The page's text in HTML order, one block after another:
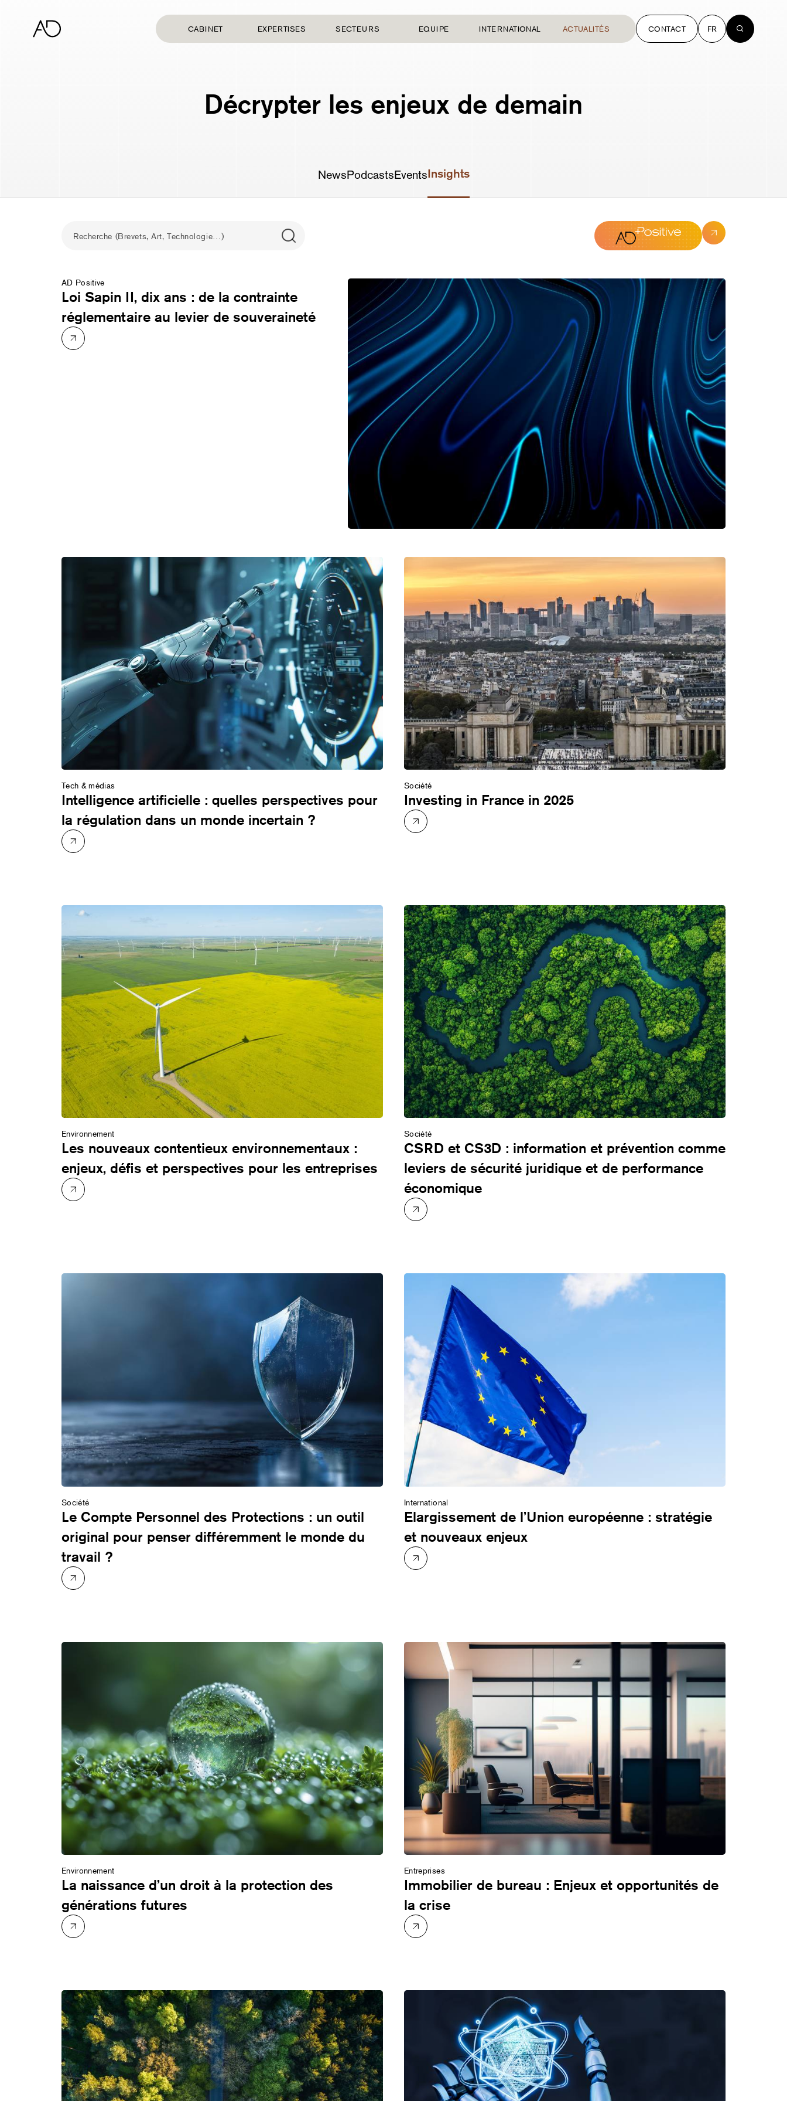
CABINET EXPERTISES SECTEURS EQUIPE INTERNATIONAL ACTUALITÉS CONTACT FR
Décrypter les enjeux de demain
NewsPodcastsEventsInsights
AD Positive
Loi Sapin II, dix ans : de la contrainte
réglementaire au levier de souveraineté
Tech & médias
Intelligence artificielle : quelles perspectives pour
la régulation dans un monde incertain ?
Société
Investing in France in 2025
Environnement
Les nouveaux contentieux environnementaux :
enjeux, défis et perspectives pour les entreprises
Société
CSRD et CS3D : information et prévention comme
leviers de sécurité juridique et de performance
économique
Société
Le Compte Personnel des Protections : un outil
original pour penser différemment le monde du
travail ?
International
Elargissement de l’Union européenne : stratégie
et nouveaux enjeux
Environnement
La naissance d’un droit à la protection des
générations futures
Entreprises
Immobilier de bureau : Enjeux et opportunités de
la crise